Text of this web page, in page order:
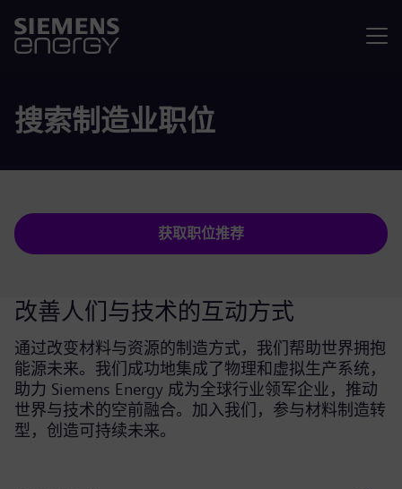
搜索制造业职位
获取职位推荐
改善人们与技术的互动方式
通过改变材料与资源的制造方式，我们帮助世界拥抱
能源未来。我们成功地集成了物理和虚拟生产系统，
助力 Siemens Energy 成为全球行业领军企业，推动
世界与技术的空前融合。加入我们，参与材料制造转
型，创造可持续未来。